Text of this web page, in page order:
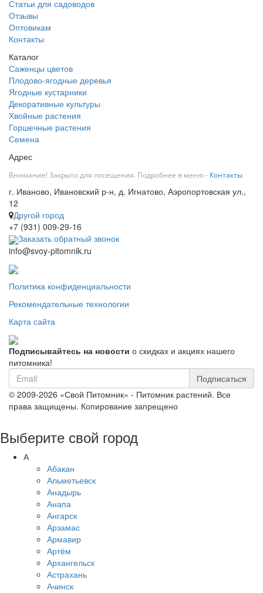
Статьи для садоводов
Отзывы
Оптовикам
Контакты
Каталог
Саженцы цветов
Плодово-ягодные деревья
Ягодные кустарники
Декоративные культуры
Хвойные растения
Горшечные растения
Семена
Адрес
Внимание! Закрыто для посещения. Подробнее в меню - Контакты
г. Иваново, Ивановский р-н, д. Игнатово, Аэропортовская ул.,
12
Другой город
+7 (931) 009-29-16
Заказать обратный звонок
info@svoy-pitomnik.ru
Политика конфиденциальности
Рекомендательные технологии
Карта сайта
Подписывайтесь на новости о скидках и акциях нашего
питомника!
Подписаться
© 2009-2026 «Свой Питомник» - Питомник растений. Все
права защищены. Копирование запрещено
Выберите свой город
А
Абакан
Альметьевск
Анадырь
Анапа
Ангарск
Арзамас
Армавир
Артём
Архангельск
Астрахань
Ачинск